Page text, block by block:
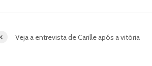
Veja a entrevista de Carille após a vitória